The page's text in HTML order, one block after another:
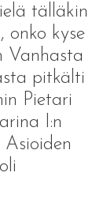
tälläkin
onko kyse
Vanhasta
pitkälti
Pietari
I:n